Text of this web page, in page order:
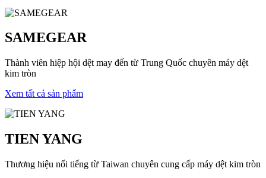
SAMEGEAR
Thành viên hiệp hội dệt may đến từ Trung Quốc chuyên máy dệt
kim tròn
Xem tất cả sản phẩm
TIEN YANG
Thương hiệu nổi tiếng từ Taiwan chuyên cung cấp máy dệt kim tròn